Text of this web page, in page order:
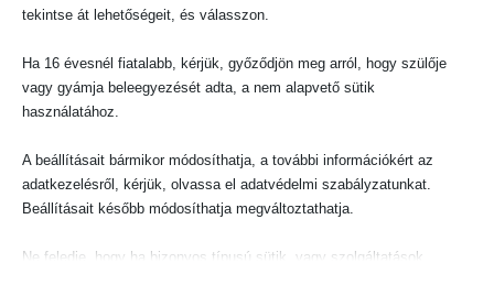
KAPCSOLATFELVÉTEL
Evangéliumi Kiadó
CÍM:
1066 Budapest, Ó utca 16.
+36-1-311-5860
EMAIL:
rendeles@evangeliumikiado.hu
tekintse át lehetőségeit, és válasszon.
Ha 16 évesnél fiatalabb, kérjük, győződjön meg arról, hogy szülője
vagy gyámja beleegyezését adta, a nem alapvető sütik
használatához.
A beállításait bármikor módosíthatja, a további információkért az
adatkezelésről, kérjük, olvassa el adatvédelmi szabályzatunkat.
Beállításait később módosíthatja megváltoztathatja.
Ne feledje, hogy ha bizonyos típusú sütik, vagy szolgáltatások